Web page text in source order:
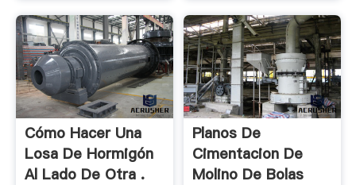
Cómo Hacer Una
Losa De Hormigón
Al Lado De Otra .
Planos De
Cimentacion De
Molino De Bolas